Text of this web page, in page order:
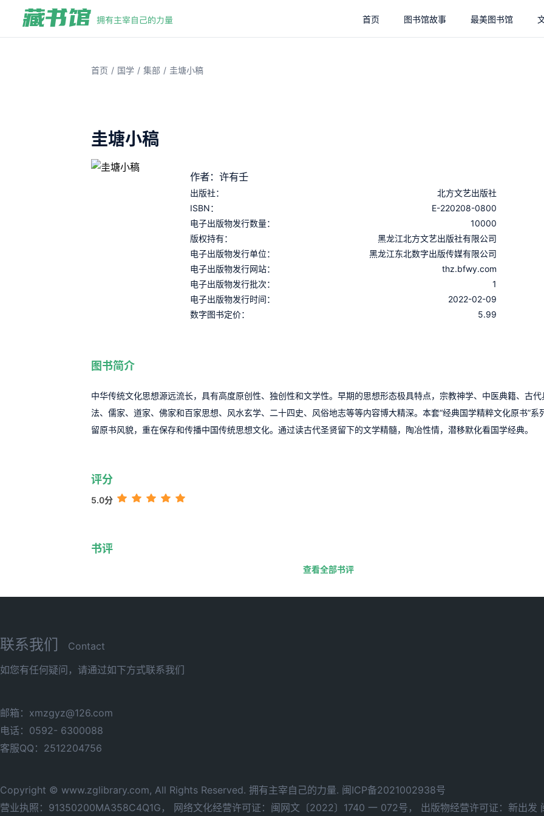
首页 图书馆故事 最美图书馆
首页 / 国学 / 集部 / 圭塘小稿
圭塘小稿
作者：许有壬
出版社：
北方文艺出版社
ISBN：
E-220208-0800
电子出版物发行数量：
10000
版权持有：
黑龙江北方文艺出版社有限公司
电子出版物发行单位：
黑龙江东北数字出版传媒有限公司
电子出版物发行网站：
thz.bfwy.com
电子出版物发行批次：
1
电子出版物发行时间：
2022-02-09
数字图书定价：
5.99
图书简介
中华传统文化思想源远流长，具有高度原创性、独创性和文学性。早期的思想形态极具特点，宗教神学、中医典籍、古代
法、儒家、道家、佛家和百家思想、风水玄学、二十四史、风俗地志等等内容博大精深。本套“经典国学精粹文化原书”系
留原书风貌，重在保存和传播中国传统思想文化。通过读古代圣贤留下的文学精髓，陶冶性情，潜移默化看国学经典。
评分
5.0分
书评
查看全部书评
联系我们
Contact
如您有任何疑问，请通过如下方式联系我们
邮箱：xmzgyz@126.com
电话：0592- 6300088
客服QQ：2512204756
Copyright © www.zglibrary.com, All Rights Reserved. 拥有主宰自己的力量. 闽ICP备2021002938号
营业执照：91350200MA358C4Q1G，
网络文化经营许可证：闽网文〔2022〕1740 一 072号，
出版物经营许可证：新出发